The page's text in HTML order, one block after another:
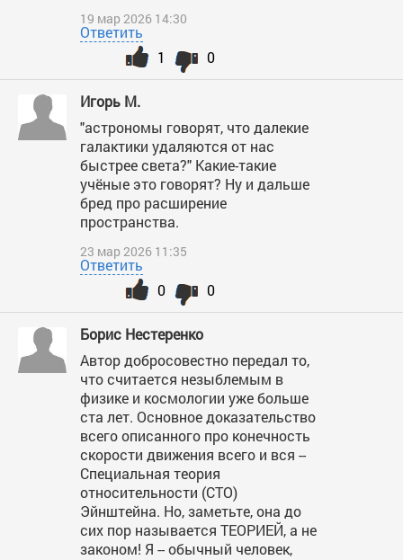
19 мар 2026 14:30
Ответить
0
1
Игорь М.
"астрономы говорят, что далекие
галактики удаляются от нас
быстрее света?" Какие-такие
учёные это говорят? Ну и дальше
бред про расширение
пространства.
23 мар 2026 11:35
Ответить
0
0
Борис Нестеренко
Автор добросовестно передал то,
что считается незыблемым в
физике и космологии уже больше
ста лет. Основное доказательство
всего описанного про конечность
скорости движения всего и вся --
Специальная теория
относительности (СТО)
Эйнштейна. Но, заметьте, она до
сих пор называется ТЕОРИЕЙ, а не
законом! Я -- обычный человек,